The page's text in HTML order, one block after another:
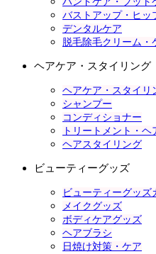
バストアップ・ヒッ
デンタルケア
脱毛除毛クリーム・
ヘアケア・スタイリング
ヘアケア・スタイリ
シャンプー
コンディショナー
トリートメント・ヘ
ヘアスタイリング
ビューティーグッズ
ビューティーグッズ
メイクグッズ
ボディケアグッズ
ヘアブラシ
日焼け対策・ケア